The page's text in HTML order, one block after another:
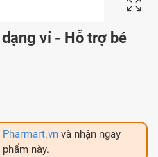
vỉ - Hỗ trợ bé
và nhận ngay
này.